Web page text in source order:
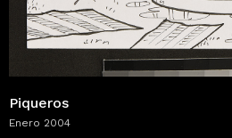
Piqueros
Enero 2004